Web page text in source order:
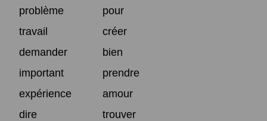
problème
pour
travail
créer
demander
bien
important
prendre
expérience
amour
dire
trouver